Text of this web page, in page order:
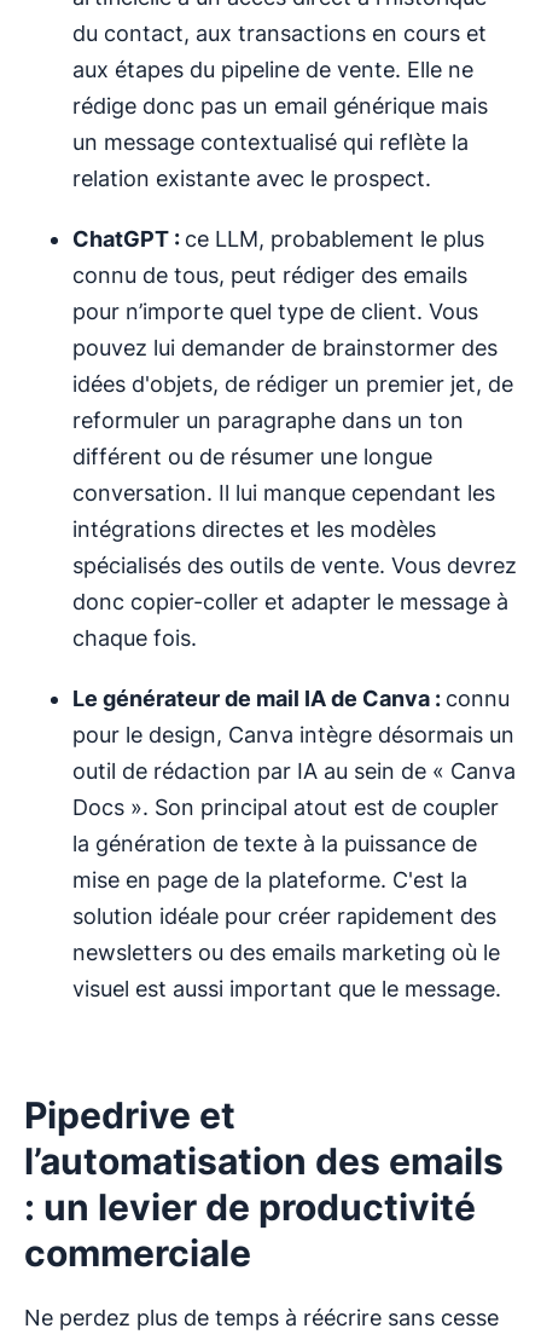
du contact, aux transactions en cours et
aux étapes du pipeline de vente. Elle ne
rédige donc pas un email générique mais
un message contextualisé qui reflète la
relation existante avec le prospect.
ChatGPT : ce LLM, probablement le plus
connu de tous, peut rédiger des emails
pour n’importe quel type de client. Vous
pouvez lui demander de brainstormer des
idées d'objets, de rédiger un premier jet, de
reformuler un paragraphe dans un ton
différent ou de résumer une longue
conversation. Il lui manque cependant les
intégrations directes et les modèles
spécialisés des outils de vente. Vous devrez
donc copier-coller et adapter le message à
chaque fois.
Le générateur de mail IA de Canva : connu
pour le design, Canva intègre désormais un
outil de rédaction par IA au sein de « Canva
Docs ». Son principal atout est de coupler
la génération de texte à la puissance de
mise en page de la plateforme. C'est la
solution idéale pour créer rapidement des
newsletters ou des emails marketing où le
visuel est aussi important que le message.
Pipedrive et
l’automatisation des emails
: un levier de productivité
commerciale
Ne perdez plus de temps à réécrire sans cesse